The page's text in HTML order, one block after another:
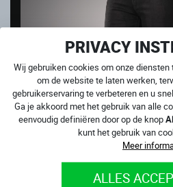
PRIVACY
Wij gebruiken cookies om onze diensten
om de website te laten werken,
gebruikerservaring te verbeteren en u
Ga je akkoord met het gebruik van alle
eenvoudig definiëren door op de knop
kunt het gebruik van
Meer
ALLES